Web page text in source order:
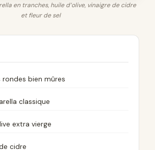
en tranches, huile d’olive, vinaigre de cidre
et fleur de sel
bien mûres
classique
extra vierge
cidre